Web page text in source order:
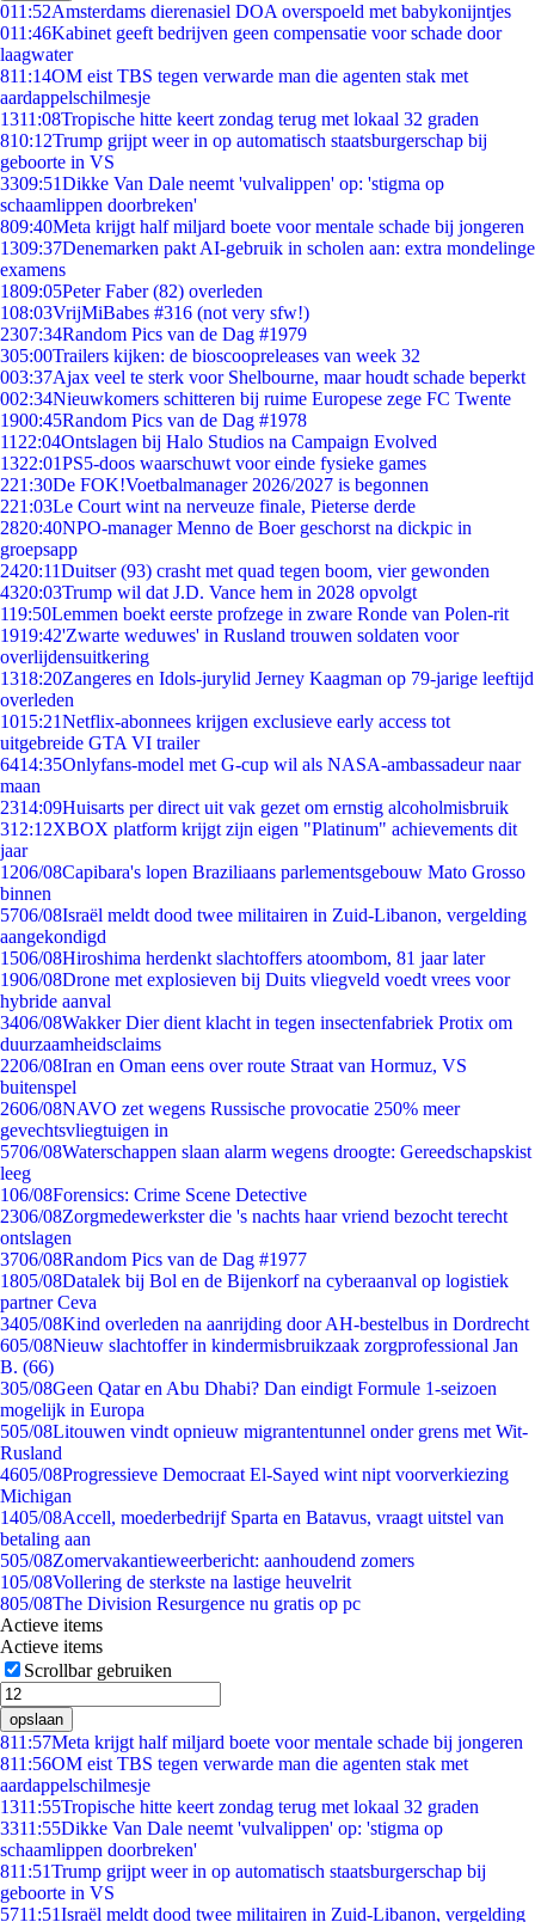
011:52Amsterdams dierenasiel DOA overspoeld met babykonijntjes
011:46Kabinet geeft bedrijven geen compensatie voor schade door
laagwater
811:14OM eist TBS tegen verwarde man die agenten stak met
aardappelschilmesje
1311:08Tropische hitte keert zondag terug met lokaal 32 graden
810:12Trump grijpt weer in op automatisch staatsburgerschap bij
geboorte in VS
3309:51Dikke Van Dale neemt 'vulvalippen' op: 'stigma op
schaamlippen doorbreken'
809:40Meta krijgt half miljard boete voor mentale schade bij jongeren
1309:37Denemarken pakt AI-gebruik in scholen aan: extra mondelinge
examens
1809:05Peter Faber (82) overleden
108:03VrijMiBabes #316 (not very sfw!)
2307:34Random Pics van de Dag #1979
305:00Trailers kijken: de bioscoopreleases van week 32
003:37Ajax veel te sterk voor Shelbourne, maar houdt schade beperkt
002:34Nieuwkomers schitteren bij ruime Europese zege FC Twente
1900:45Random Pics van de Dag #1978
11 22:04Ontslagen bij Halo Studios na Campaign Evolved
1322:01PS5-doos waarschuwt voor einde fysieke games
221:30De FOK!Voetbalmanager 2026/2027 is begonnen
221:03Le Court wint na nerveuze finale, Pieterse derde
2820:40NPO-manager Menno de Boer geschorst na dickpic in
groepsapp
2420:11Duitser (93) crasht met quad tegen boom, vier gewonden
4320:03Trump wil dat J.D. Vance hem in 2028 opvolgt
119:50Lemmen boekt eerste profzege in zware Ronde van Polen-rit
1919:42'Zwarte weduwes' in Rusland trouwen soldaten voor
overlijdensuitkering
1318:20Zangeres en Idols-jurylid Jerney Kaagman op 79-jarige leeftijd
overleden
1015:21Netflix-abonnees krijgen exclusieve early access tot
uitgebreide GTA VI trailer
6414:35Onlyfans-model met G-cup wil als NASA-ambassadeur naar
maan
2314:09Huisarts per direct uit vak gezet om ernstig alcoholmisbruik
312:12XBOX platform krijgt zijn eigen "Platinum" achievements dit
jaar
1206/08Capibara's lopen Braziliaans parlementsgebouw Mato Grosso
binnen
5706/08Israël meldt dood twee militairen in Zuid-Libanon, vergelding
aangekondigd
1506/08Hiroshima herdenkt slachtoffers atoombom, 81 jaar later
1906/08Drone met explosieven bij Duits vliegveld voedt vrees voor
hybride aanval
3406/08Wakker Dier dient klacht in tegen insectenfabriek Protix om
duurzaamheidsclaims
2206/08Iran en Oman eens over route Straat van Hormuz, VS
buitenspel
2606/08NAVO zet wegens Russische provocatie 250% meer
gevechtsvliegtuigen in
5706/08Waterschappen slaan alarm wegens droogte: Gereedschapskist
leeg
106/08Forensics: Crime Scene Detective
2306/08Zorgmedewerkster die 's nachts haar vriend bezocht terecht
ontslagen
3706/08Random Pics van de Dag #1977
1805/08Datalek bij Bol en de Bijenkorf na cyberaanval op logistiek
partner Ceva
3405/08Kind overleden na aanrijding door AH-bestelbus in Dordrecht
605/08Nieuw slachtoffer in kindermisbruikzaak zorgprofessional Jan
B. (66)
305/08Geen Qatar en Abu Dhabi? Dan eindigt Formule 1-seizoen
mogelijk in Europa
505/08Litouwen vindt opnieuw migrantentunnel onder grens met Wit-
Rusland
4605/08Progressieve Democraat El-Sayed wint nipt voorverkiezing
Michigan
1405/08Accell, moederbedrijf Sparta en Batavus, vraagt uitstel van
betaling aan
505/08Zomervakantieweerbericht: aanhoudend zomers
105/08Vollering de sterkste na lastige heuvelrit
805/08The Division Resurgence nu gratis op pc
Actieve items
Actieve items
Scrollbar gebruiken
opslaan
811:57Meta krijgt half miljard boete voor mentale schade bij jongeren
811:56OM eist TBS tegen verwarde man die agenten stak met
aardappelschilmesje
1311:55Tropische hitte keert zondag terug met lokaal 32 graden
3311:55Dikke Van Dale neemt 'vulvalippen' op: 'stigma op
schaamlippen doorbreken'
811:51Trump grijpt weer in op automatisch staatsburgerschap bij
geboorte in VS
5711:51Israël meldt dood twee militairen in Zuid-Libanon, vergelding